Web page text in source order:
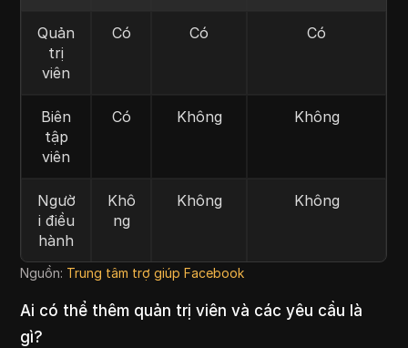
Quản
trị
viên
Có Có Có
Biên
tập
viên
Có Không Không
Ngườ
i điều
hành
Khô
ng
Không Không
Nguồn: Trung tâm trợ giúp Facebook
Ai có thể thêm quản trị viên và các yêu cầu là
gì?